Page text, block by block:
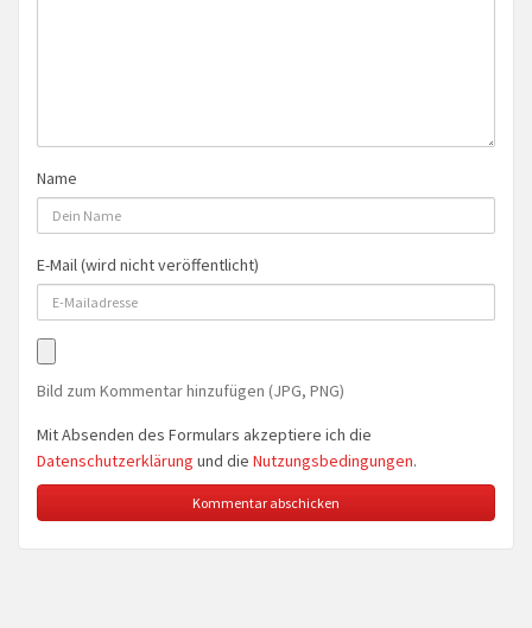
Name
E-Mail (wird nicht veröffentlicht)
Bild zum Kommentar hinzufügen (JPG, PNG)
Mit Absenden des Formulars akzeptiere ich die
Datenschutzerklärung und die Nutzungsbedingungen.